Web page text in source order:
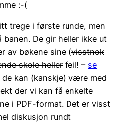
:-(
trege i første runde, men
banen. De gir heller ikke ut
av bøkene sine (visstnok
skole heller feil! – se
de kan (kanskje) være med
der vi kan få enkelte
i PDF-format. Det er visst
diskusjon rundt